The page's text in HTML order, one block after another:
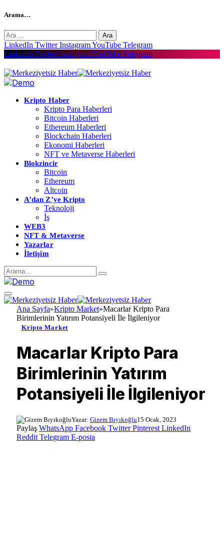
Arama…
Arama:
LinkedIn Twitter InstagramYouTube Telegram
LinkedIn Twitter InstagramYouTube Telegram
Kripto Haber
Kripto Para Haberleri
Bitcoin Haberleri
Ethereum Haberleri
Blockchain Haberleri
Ekonomi Haberleri
NFT ve Metaverse Haberleri
Blokzincir
Bitcoin
Ethereum
Altcoin
A’dan Z’ye Kripto
Teknoloji
İş
WEB3
NFT & Metaverse
Yazarlar
İletişim
Ana Sayfa»Kripto Market»Macarlar Kripto Para
Birimlerinin Yatırım Potansiyeli İle İlgileniyor
Kripto Market
Macarlar Kripto Para
Birimlerinin Yatırım
Potansiyeli İle İlgileniyor
Yazar: Gizem Bıyıkoğlu15 Ocak, 2023
Paylaş WhatsApp Facebook Twitter Pinterest LinkedIn
Reddit Telegram E-posta